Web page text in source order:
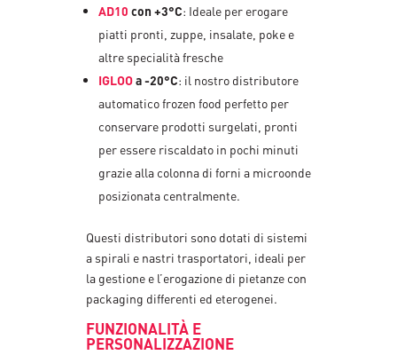
AD10 con +3°C: Ideale per erogare
piatti pronti, zuppe, insalate, poke e
altre specialità fresche
IGLOOa -20°C: il nostro distributore
automatico frozen food perfetto per
conservare prodotti surgelati, pronti
per essere riscaldato in pochi minuti
grazie alla colonna di forni a microonde
posizionata centralmente.
Questi distributori sono dotati di sistemi
a spirali e nastri trasportatori, ideali per
la gestione e l’erogazione di pietanze con
packaging differenti ed eterogenei.
FUNZIONALITÀ E
PERSONALIZZAZIONE